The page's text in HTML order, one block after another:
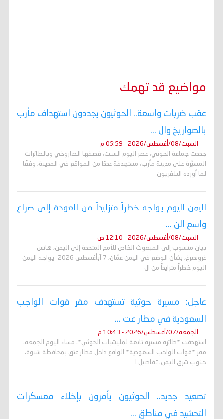
مواضيع قد تهمك
عقب ضربات واسعة.. الحوثيون يجددون استهداف مأرب
بالصواريخ وال ...
السبت/08/أغسطس/2026 - 05:59 م
جددت جماعة الحوثي، عصر اليوم السبت، قصفها الصاروخي وبالطائرات
المسيّرة على مدينة مأرب، مستهدفة عددًا من المواقع في المدينة، وفقًا
لما أورده التلفزيون
اليمن اليوم يواجه خطراً متزايداً من العودة إلى صراع
واسع الن ...
السبت/08/أغسطس/2026 - 12:10 ص
بيان منسوب إلى المبعوث الخاص للأمم المتحدة إلى اليمن، هانس
غروندبرغ، بشأن الوضع في اليمن عمّان، 7 آبأغسطس 2026- يواجه اليمن
اليوم خطراً متزايداً من ال
عاجل: مسيرة حوثية تستهدف مقر قوات الواجب
السعودية في مطار عت ...
الجمعة/07/أغسطس/2026 - 10:43 م
استهدفت *طائرة مسيرة تابعة لمليشيات الحوثي*، مساء اليوم الجمعة،
مقر *قوات الواجب السعودية* الواقع داخل مطار عتق بمحافظة شبوة،
جنوب شرق اليمن. تفاصيل ا
تصعيد جديد.. الحوثيون يأمرون بإخلاء معسكرات
التحشيد في مناطق ...